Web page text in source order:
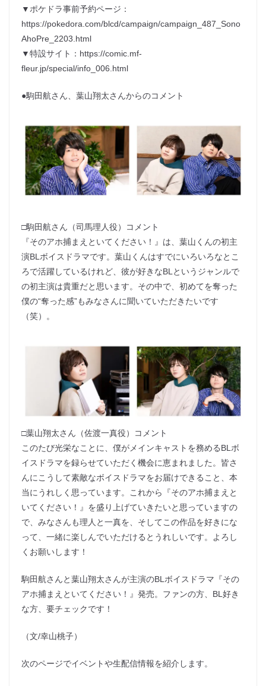
▼ポケドラ事前予約ページ：
https://pokedora.com/blcd/campaign/campaign_487_Sono
AhoPre_2203.html
▼特設サイト：https://comic.mf-
fleur.jp/special/info_006.html
●駒田航さん、葉山翔太さんからのコメント
□駒田航さん（司馬理人役）コメント
『そのアホ捕まえといてください！』は、葉山くんの初主
演BLボイスドラマです。葉山くんはすでにいろいろなとこ
ろで活躍しているけれど、彼が好きなBLというジャンルで
の初主演は貴重だと思います。その中で、初めてを奪った
僕の“奪った感”もみなさんに聞いていただきたいです
（笑）。
□葉山翔太さん（佐渡一真役）コメント
このたび光栄なことに、僕がメインキャストを務めるBLボ
イスドラマを録らせていただく機会に恵まれました。皆さ
んにこうして素敵なボイスドラマをお届けできること、本
当にうれしく思っています。これから『そのアホ捕まえと
いてください！』を盛り上げていきたいと思っていますの
で、みなさんも理人と一真を、そしてこの作品を好きにな
って、一緒に楽しんでいただけるとうれしいです。よろし
くお願いします！
駒田航さんと葉山翔太さんが主演のBLボイスドラマ『その
アホ捕まえといてください！』発売。ファンの方、BL好き
な方、要チェックです！
（文/幸山桃子）
次のページでイベントや生配信情報を紹介します。